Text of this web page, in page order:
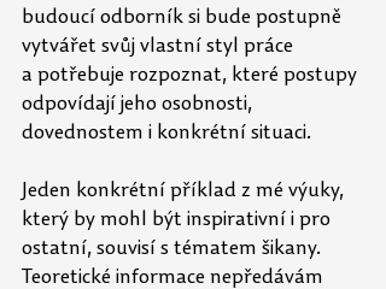
budoucí odborník si bude postupně
vytvářet svůj vlastní styl práce
a potřebuje rozpoznat, které postupy
odpovídají jeho osobnosti,
dovednostem i konkrétní situaci.
Jeden konkrétní příklad z mé výuky,
který by mohl být inspirativní i pro
ostatní, souvisí s tématem šikany.
Teoretické informace nepředávám